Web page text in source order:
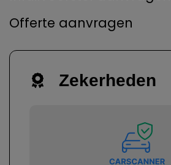
Offerte aanvragen
Zekerheden